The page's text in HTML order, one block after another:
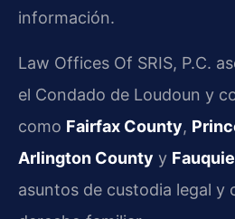
información.
Law Offices Of SRIS, P.C.
el Condado de Loudoun y
como Fairfax County,
Arlington County y
asuntos de custodia legal y